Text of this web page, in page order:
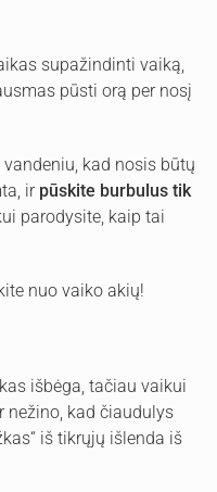
supažindinti vaiką,
pūsti orą per nosį
kad nosis būtų
irpūskite burbulus tik
parodysite, kaip tai
nuo vaiko akių!
išbėga, tačiau vaikui
kad čiaudulys
iš tikrųjų išlenda iš